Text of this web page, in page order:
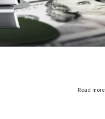
Read more